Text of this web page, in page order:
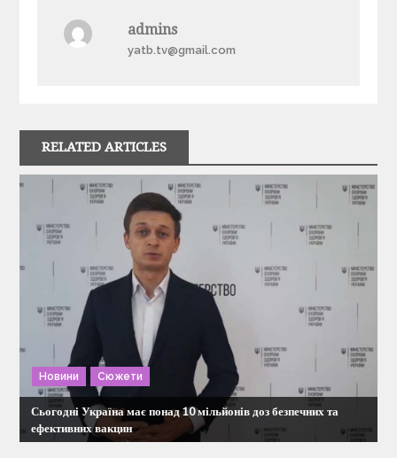
г
а
ц
я
а
п
admins
yatb.tv@gmail.com
RELATED ARTICLES
Новини Сюжети
Сьогодні Україна має понад 10 мільйонів доз безпечних та
ефективних вакцин